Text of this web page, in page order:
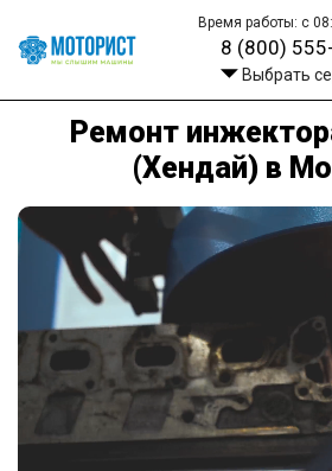
Время работы: с
8 (800)
Выбрать
Ремонт
(Хендай) в